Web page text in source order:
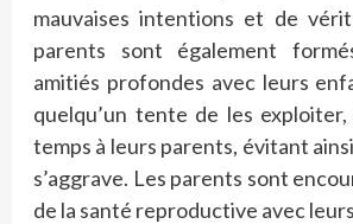
mauvaises intentions et de
parents sont également
amitiés profondes avec leurs
quelqu’un tente de les
temps à leurs parents, évitant
s’aggrave. Les parents sont
de la santé reproductive avec